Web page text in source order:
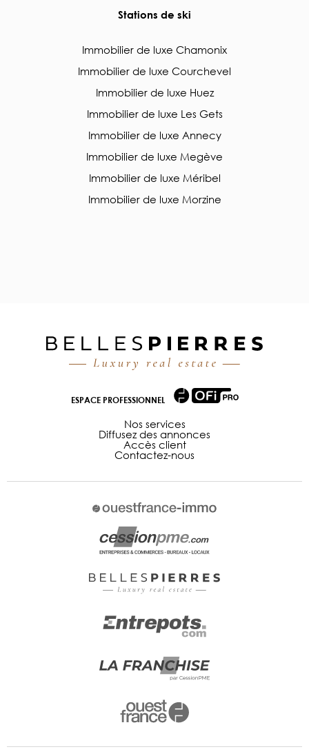
Stations de ski
Immobilier de luxe Chamonix
Immobilier de luxe Courchevel
Immobilier de luxe Huez
Immobilier de luxe Les Gets
Immobilier de luxe Annecy
Immobilier de luxe Megève
Immobilier de luxe Méribel
Immobilier de luxe Morzine
ESPACE PROFESSIONNEL
Nos services
Diffusez des annonces
Accès client
Contactez-nous